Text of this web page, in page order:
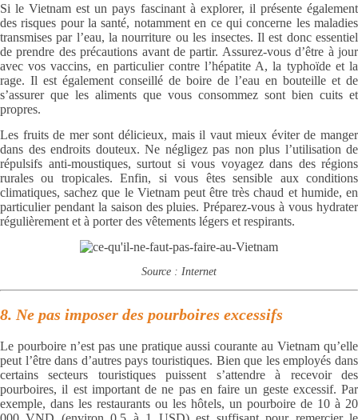
Si le Vietnam est un pays fascinant à explorer, il présente également
des risques pour la santé, notamment en ce qui concerne les maladies
transmises par l’eau, la nourriture ou les insectes. Il est donc essentiel
de prendre des précautions avant de partir. Assurez-vous d’être à jour
avec vos vaccins, en particulier contre l’hépatite A, la typhoïde et la
rage. Il est également conseillé de boire de l’eau en bouteille et de
s’assurer que les aliments que vous consommez sont bien cuits et
propres.
Les fruits de mer sont délicieux, mais il vaut mieux éviter de manger
dans des endroits douteux. Ne négligez pas non plus l’utilisation de
répulsifs anti-moustiques, surtout si vous voyagez dans des régions
rurales ou tropicales. Enfin, si vous êtes sensible aux conditions
climatiques, sachez que le Vietnam peut être très chaud et humide, en
particulier pendant la saison des pluies. Préparez-vous à vous hydrater
régulièrement et à porter des vêtements légers et respirants.
Source : Internet
8. Ne pas imposer des pourboires excessifs
Le pourboire n’est pas une pratique aussi courante au Vietnam qu’elle
peut l’être dans d’autres pays touristiques. Bien que les employés dans
certains secteurs touristiques puissent s’attendre à recevoir des
pourboires, il est important de ne pas en faire un geste excessif. Par
exemple, dans les restaurants ou les hôtels, un pourboire de 10 à 20